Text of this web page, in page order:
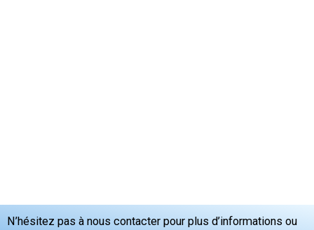
N’hésitez pas à nous contacter pour plus d’informations ou